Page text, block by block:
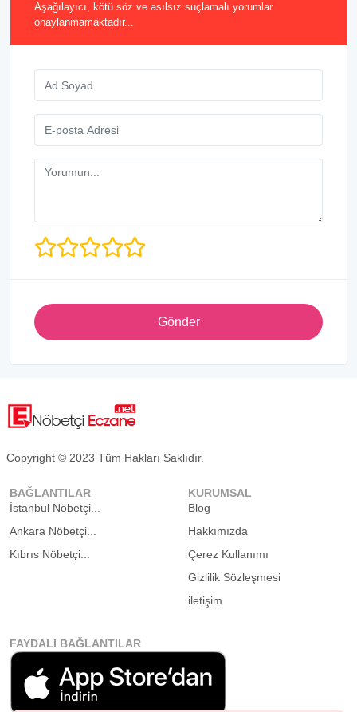
Aşağılayıcı, kötü söz ve asılsız suçlamalı yorumlar
onaylanmamaktadır...
Gönder
Copyright © 2023 Tüm Hakları Saklıdır.
BAĞLANTILAR
İstanbul Nöbetçi...
Ankara Nöbetçi...
Kıbrıs Nöbetçi...
KURUMSAL
Blog
Hakkımızda
Çerez Kullanımı
Gizlilik Sözleşmesi
iletişim
FAYDALI BAĞLANTILAR